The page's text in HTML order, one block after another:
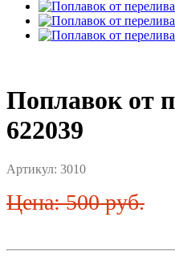
Поплавок от
622039
Артикул: 3010
Цена: 500 руб.